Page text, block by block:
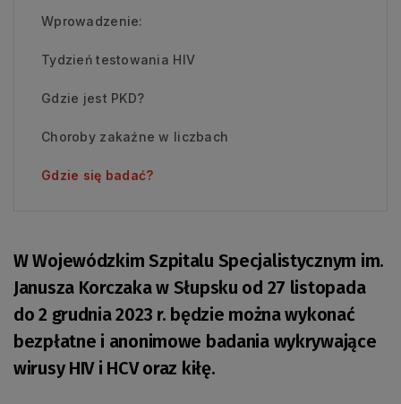
Wprowadzenie:
Tydzień testowania HIV
Gdzie jest PKD?
Choroby zakaźne w liczbach
Gdzie się badać?
W Wojewódzkim Szpitalu Specjalistycznym im.
Janusza Korczaka w Słupsku od 27 listopada
do 2 grudnia 2023 r. będzie można wykonać
bezpłatne i anonimowe badania wykrywające
wirusy HIV i HCV oraz kiłę.